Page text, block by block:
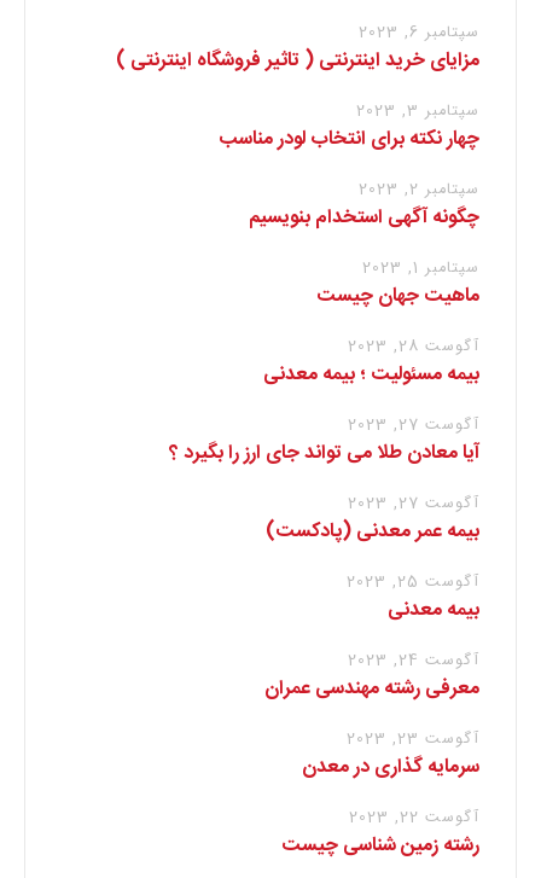
سپتامبر 6, 2023
مزایای خرید اینترنتی ( تاثیر فروشگاه اینترنتی )
سپتامبر 3, 2023
چهار نکته برای انتخاب لودر مناسب
سپتامبر 2, 2023
چگونه آگهی استخدام بنویسیم
سپتامبر 1, 2023
ماهیت جهان چیست
آگوست 28, 2023
بیمه مسئولیت ؛ بیمه معدنی
آگوست 27, 2023
آیا معادن طلا می تواند جای ارز را بگیرد ؟
آگوست 27, 2023
بیمه عمر معدنی (پادکست)
آگوست 25, 2023
بیمه معدنی
آگوست 24, 2023
معرفی رشته مهندسی عمران
آگوست 23, 2023
سرمایه گذاری در معدن
آگوست 22, 2023
رشته زمین شناسی چیست